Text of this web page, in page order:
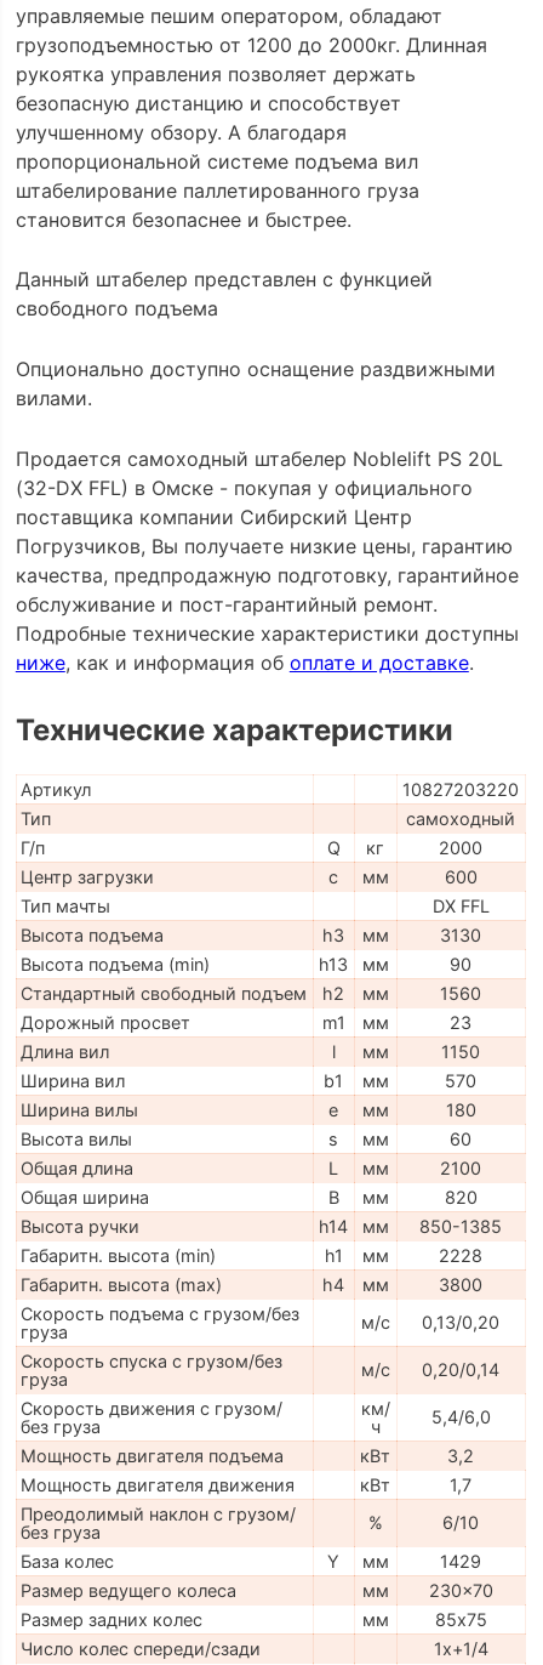
управляемые пешим оператором, обладают
грузоподъемностью от 1200 до 2000кг. Длинная
рукоятка управления позволяет держать
безопасную дистанцию и способствует
улучшенному обзору. А благодаря
пропорциональной системе подъема вил
штабелирование паллетированного груза
становится безопаснее и быстрее.
Данный штабелер представлен с функцией
свободного подъема
Опционально доступно оснащение раздвижными
вилами.
Продается самоходный штабелер Noblelift PS 20L
(32-DX FFL) в Омске - покупая у официального
поставщика компании Сибирский Центр
Погрузчиков, Вы получаете низкие цены, гарантию
качества, предпродажную подготовку, гарантийное
обслуживание и пост-гарантийный ремонт.
Подробные технические характеристики доступны
ниже, как и информация об оплате и доставке.
Технические характеристики
Артикул
10827203220
Тип
самоходный
Г/п
Q кг
2000
Центр загрузки
c мм
600
Тип мачты
DX FFL
Высота подъема
h3 мм
3130
Высота подъема (min)
h13 мм
90
Стандартный свободный подъем
h2 мм
1560
Дорожный просвет
m1 мм
23
Длина вил
l мм
1150
Ширина вил
b1 мм
570
Ширина вилы
e мм
180
Высота вилы
s мм
60
Общая длина
L мм
2100
Общая ширина
B мм
820
Высота ручки
h14 мм
850-1385
Габаритн. высота (min)
h1 мм
2228
Габаритн. высота (max)
h4 мм
3800
Скорость подъема с грузом/без
груза
м/с
0,13/0,20
Скорость спуска с грузом/без
груза
м/с
0,20/0,14
Скорость движения с грузом/
без груза
км/
ч
5,4/6,0
Мощность двигателя подъема
кВт
3,2
Мощность двигателя движения
кВт
1,7
Преодолимый наклон с грузом/
без груза
%
6/10
База колес
Y мм
1429
Размер ведущего колеса
мм
230x70
Размер задних колес
мм
85х75
Число колес спереди/сзади
1x+1/4